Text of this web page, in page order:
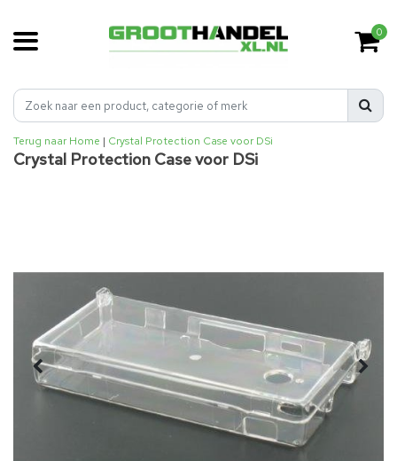
0
Terug naar Home | Crystal Protection Case voor DSi
Crystal Protection Case voor DSi